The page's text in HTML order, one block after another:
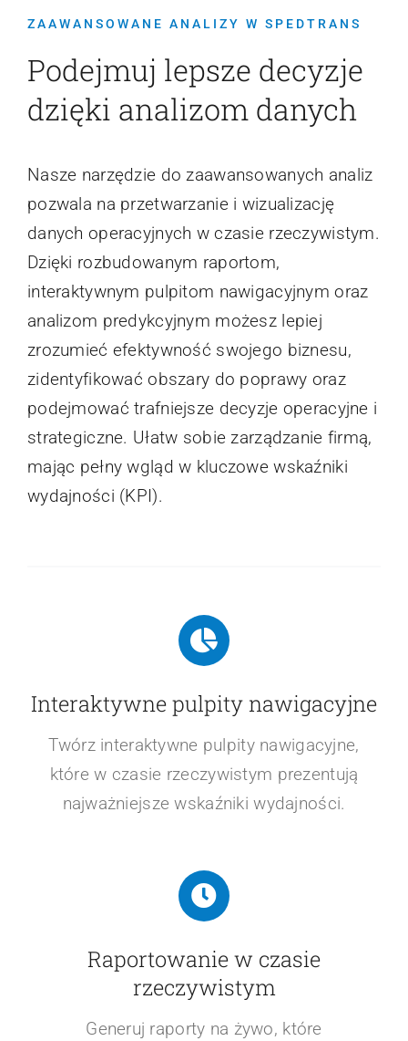
Webinary
Wsparcie
ZAAWANSOWANE ANALIZY W SPEDTRANS
Podejmuj lepsze decyzje
dzięki analizom danych
Nasze narzędzie do zaawansowanych analiz
pozwala na przetwarzanie i wizualizację
danych operacyjnych w czasie rzeczywistym.
Dzięki rozbudowanym raportom,
interaktywnym pulpitom nawigacyjnym oraz
analizom predykcyjnym możesz lepiej
zrozumieć efektywność swojego biznesu,
zidentyfikować obszary do poprawy oraz
podejmować trafniejsze decyzje operacyjne i
strategiczne. Ułatw sobie zarządzanie firmą,
mając pełny wgląd w kluczowe wskaźniki
wydajności (KPI).
Interaktywne pulpity nawigacyjne
Twórz interaktywne pulpity nawigacyjne,
które w czasie rzeczywistym prezentują
najważniejsze wskaźniki wydajności.
Raportowanie w czasie
rzeczywistym
Generuj raporty na żywo, które